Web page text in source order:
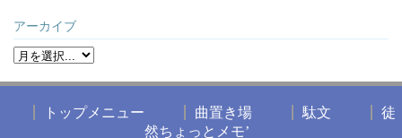
アーカイブ
トップメニュー 曲置き場 駄文
徒
然ちょっとメモ’